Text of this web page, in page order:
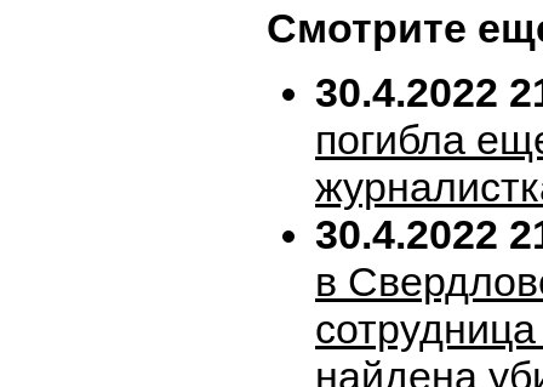
Смотрите
30.4.2022
погибла
30.4.2022
в
найдена